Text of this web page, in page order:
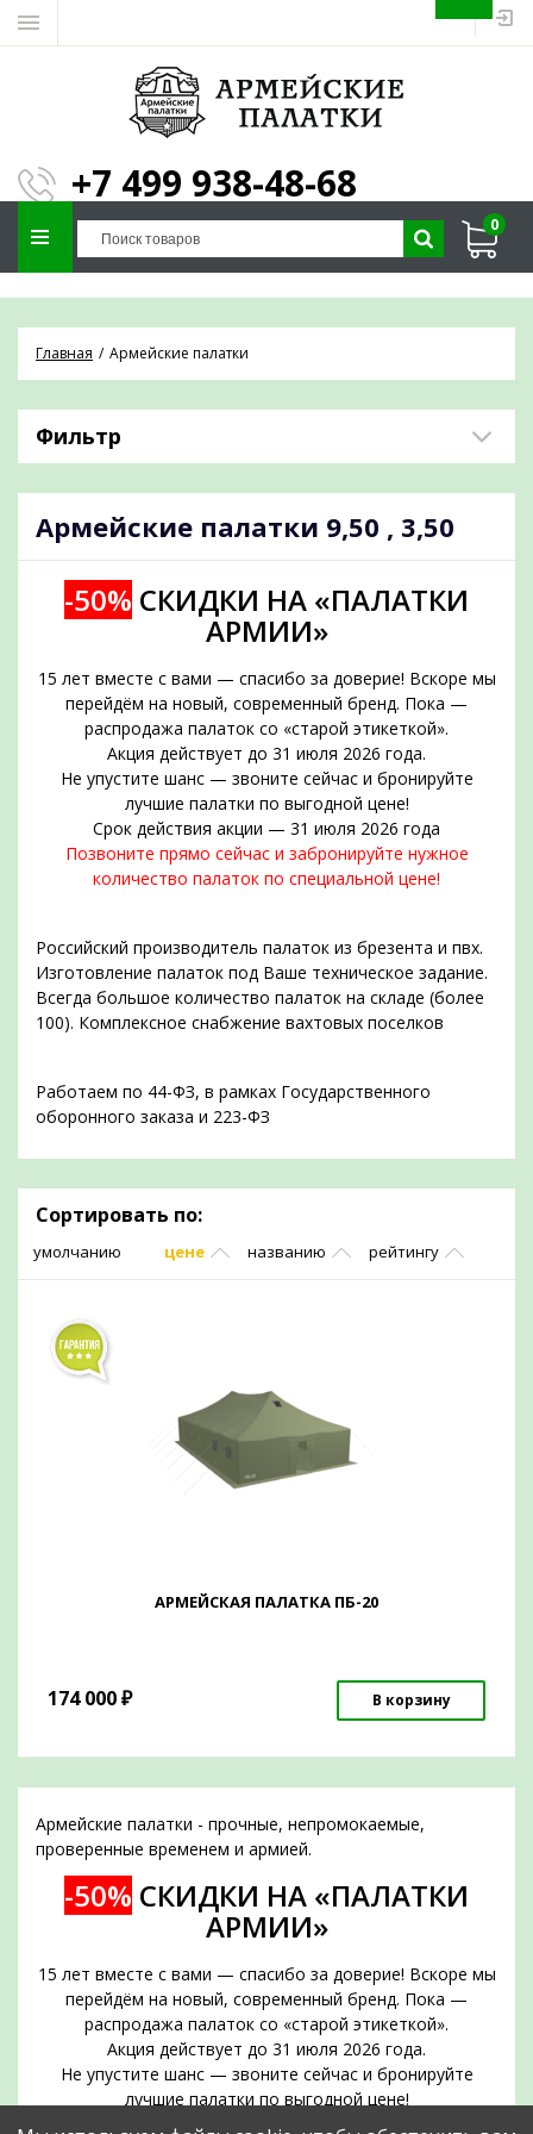
+7 499 938-48-68
0
Главная Армейские палатки
Фильтр
Армейские палатки 9,50 , 3,50
-50% СКИДКИ НА «ПАЛАТКИ
АРМИИ»
15 лет вместе с вами — спасибо за доверие! Вскоре мы
перейдём на новый, современный бренд. Пока —
распродажа палаток со «старой этикеткой».
Акция действует до 31 июля 2026 года.
Не упустите шанс — звоните сейчас и бронируйте
лучшие палатки по выгодной цене!
Срок действия акции — 31 июля 2026 года
Позвоните прямо сейчас и забронируйте нужное
количество палаток по специальной цене!
Российский производитель палаток из брезента и пвх.
Изготовление палаток под Ваше техническое задание.
Всегда большое количество палаток на складе (более
100). Комплексное снабжение вахтовых поселков
Работаем по 44-ФЗ, в рамках Государственного
оборонного заказа и 223-ФЗ
Сортировать по:
умолчанию цене названию рейтингу
АРМЕЙСКАЯ ПАЛАТКА ПБ-20
174 000₽ В корзину
Армейские палатки - прочные, непромокаемые,
проверенные временем и армией.
-50% СКИДКИ НА «ПАЛАТКИ
АРМИИ»
15 лет вместе с вами — спасибо за доверие! Вскоре мы
перейдём на новый, современный бренд. Пока —
распродажа палаток со «старой этикеткой».
Акция действует до 31 июля 2026 года.
Не упустите шанс — звоните сейчас и бронируйте
лучшие палатки по выгодной цене!
Срок действия акции — до 31 июля 2026 года
ЗАПОЛНИТЕ ФОРМУ И
МЫ ПОДБЕРЕМ
ПАЛАТКУ ПОД ВАШИ
ПАРАМЕТРЫ!
Отправим предложение на почту и
проконсультируем по любым вопросам
подобрать